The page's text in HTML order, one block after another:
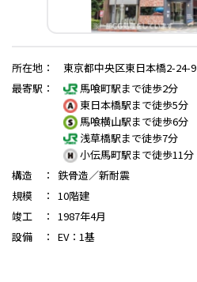
所在地 ：
東京都中央区東日本橋2-24-9
最寄駅 ：
馬喰町駅まで徒歩2分
東日本橋駅まで徒歩5分
馬喰横山駅まで徒歩6分
浅草橋駅まで徒歩7分
小伝馬町駅まで徒歩11分
構造
： 鉄骨造／新耐震
規模
： 10階建
竣工
： 1987年4月
設備
： EV：1基